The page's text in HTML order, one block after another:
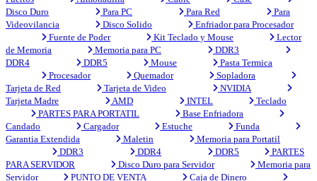
Disco Duro
Para PC Para Red
Para
Videovilancia
Disco Solido
Enfriador para Procesador
Fuente de Poder
Kit Teclado y Mouse
Lector
de Memoria
Memoria para PC
DDR3
DDR4
DDR5 Mouse
Pasta Termica
Procesador
Quemador
Sopladora
Tarjeta de Red
Tarjeta de Video
NVIDIA
Tarjeta Madre
AMD INTEL
Teclado
PARTES PARA PORTATIL
Base Enfriadora
Candado
Cargador Estuche
Funda
Garantia Extendida
Maletin
Memoria para Portatil
DDR3
DDR4 DDR5
PARTES
PARA SERVIDOR
Disco Duro para Servidor
Memoria para
Servidor
PUNTO DE VENTA Caja de Dinero